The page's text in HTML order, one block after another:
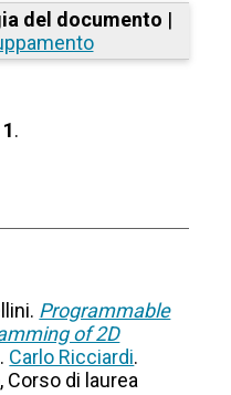
del documento |
1.
Programmable
of 2D
Carlo Ricciardi.
Corso di laurea